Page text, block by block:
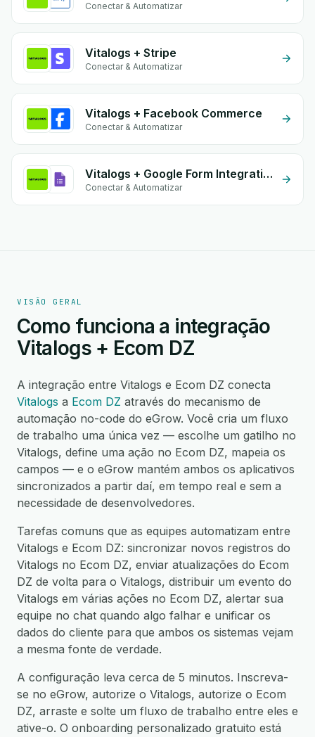
Conectar & Automatizar
Vitalogs + Stripe
Conectar & Automatizar
Vitalogs + Facebook Commerce
Conectar & Automatizar
Vitalogs + Google Form Integration
Conectar & Automatizar
VISÃO GERAL
Como funciona a integração
Vitalogs + Ecom DZ
A integração entre Vitalogs e Ecom DZ conecta
Vitalogs a Ecom DZ através do mecanismo de
automação no-code do eGrow. Você cria um fluxo
de trabalho uma única vez — escolhe um gatilho no
Vitalogs, define uma ação no Ecom DZ, mapeia os
campos — e o eGrow mantém ambos os aplicativos
sincronizados a partir daí, em tempo real e sem a
necessidade de desenvolvedores.
Tarefas comuns que as equipes automatizam entre
Vitalogs e Ecom DZ: sincronizar novos registros do
Vitalogs no Ecom DZ, enviar atualizações do Ecom
DZ de volta para o Vitalogs, distribuir um evento do
Vitalogs em várias ações no Ecom DZ, alertar sua
equipe no chat quando algo falhar e unificar os
dados do cliente para que ambos os sistemas vejam
a mesma fonte de verdade.
A configuração leva cerca de 5 minutos. Inscreva-
se no eGrow, autorize o Vitalogs, autorize o Ecom
DZ, arraste e solte um fluxo de trabalho entre eles e
ative-o. O onboarding personalizado gratuito está